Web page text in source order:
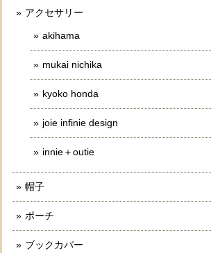
アクセサリー
akihama
mukai nichika
kyoko honda
joie infinie design
innie＋outie
帽子
ポーチ
ブックカバー